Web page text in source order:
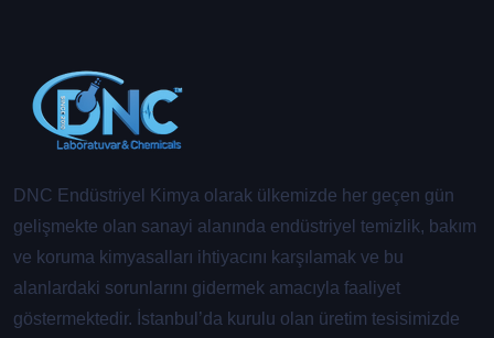
DNC Endüstriyel Kimya olarak ülkemizde her geçen gün
gelişmekte olan sanayi alanında endüstriyel temizlik, bakım
ve koruma kimyasalları ihtiyacını karşılamak ve bu
alanlardaki sorunlarını gidermek amacıyla faaliyet
göstermektedir. İstanbul’da kurulu olan üretim tesisimizde